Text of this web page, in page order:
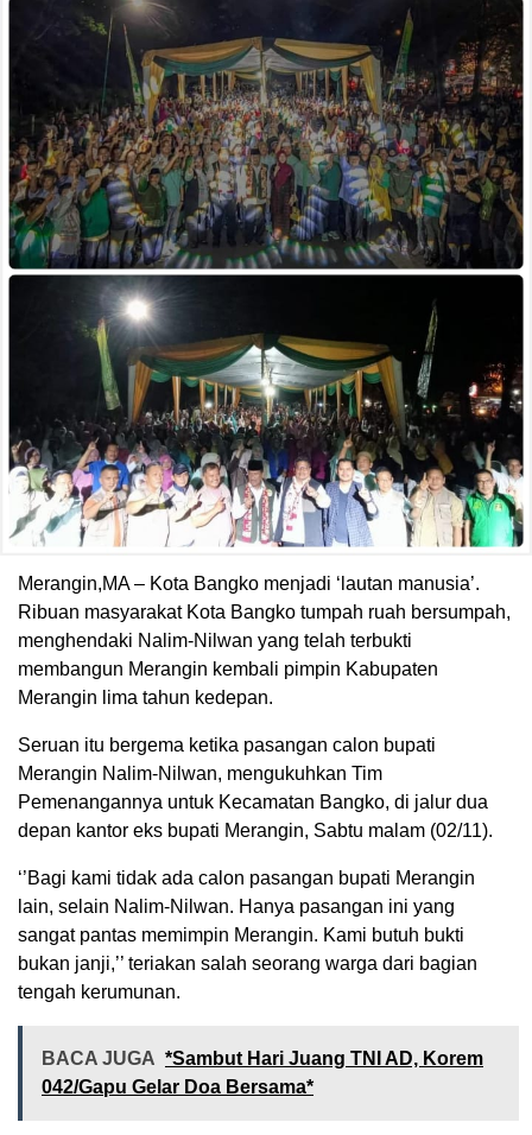
Merangin,MA – Kota Bangko menjadi ‘lautan manusia’.
Ribuan masyarakat Kota Bangko tumpah ruah bersumpah,
menghendaki Nalim-Nilwan yang telah terbukti
membangun Merangin kembali pimpin Kabupaten
Merangin lima tahun kedepan.
Seruan itu bergema ketika pasangan calon bupati
Merangin Nalim-Nilwan, mengukuhkan Tim
Pemenangannya untuk Kecamatan Bangko, di jalur dua
depan kantor eks bupati Merangin, Sabtu malam (02/11).
‘’Bagi kami tidak ada calon pasangan bupati Merangin
lain, selain Nalim-Nilwan. Hanya pasangan ini yang
sangat pantas memimpin Merangin. Kami butuh bukti
bukan janji,’’ teriakan salah seorang warga dari bagian
tengah kerumunan.
BACA JUGA *Sambut Hari Juang TNI AD, Korem
042/Gapu Gelar Doa Bersama*